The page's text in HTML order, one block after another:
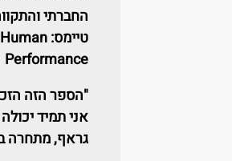
החברתי
טיימס:
Performance
"הספר הזה
אני תמיד
גראף, מתחרה